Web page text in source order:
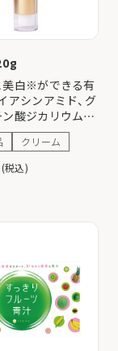
美白※ができる有
アシンアミド、グ
酸ジカリウム）
リームです。 ホ
ーラルのさりげな
もリフレッシ
クリーム
(税込)